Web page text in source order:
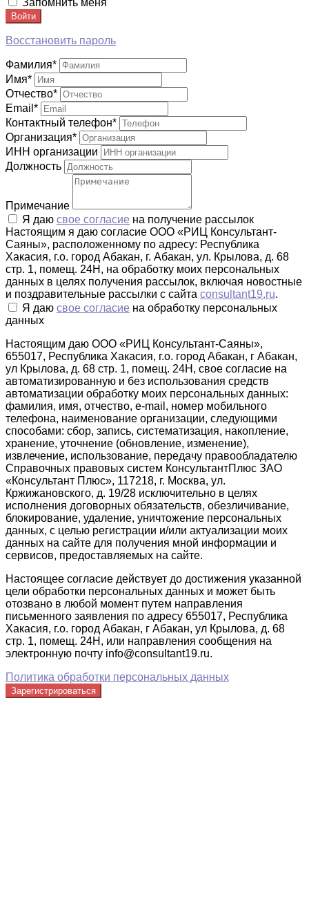
Запомнить меня
Войти
Восстановить пароль
Фамилия*
Имя*
Отчество*
Email *
Контактный телефон*
Организация*
ИНН организации
Должность
Примечание
Я даю свое согласие на получение рассылок
Настоящим я даю согласие ООО «РИЦ Консультант-
Саяны», расположенному по адресу: Республика
Хакасия, г.о. город Абакан, г. Абакан, ул. Крылова, д. 68
стр. 1, помещ. 24Н, на обработку моих персональных
данных в целях получения рассылок, включая новостные
и поздравительные рассылки с сайта consultant19.ru.
Я даю свое согласие на обработку персональных
данных
Настоящим даю ООО «РИЦ Консультант-Саяны»,
655017, Республика Хакасия, г.о. город Абакан, г Абакан,
ул Крылова, д. 68 стр. 1, помещ. 24Н, свое согласие на
автоматизированную и без использования средств
автоматизации обработку моих персональных данных:
фамилия, имя, отчество, e-mail, номер мобильного
телефона, наименование организации, следующими
способами: сбор, запись, систематизация, накопление,
хранение, уточнение (обновление, изменение),
извлечение, использование, передачу правообладателю
Справочных правовых систем КонсультантПлюс ЗАО
«Консультант Плюс», 117218, г. Москва, ул.
Кржижановского, д. 19/28 исключительно в целях
исполнения договорных обязательств, обезличивание,
блокирование, удаление, уничтожение персональных
данных, с целью регистрации и/или актуализации моих
данных на сайте для получения мной информации и
сервисов, предоставляемых на сайте.
Настоящее согласие действует до достижения указанной
цели обработки персональных данных и может быть
отозвано в любой момент путем направления
письменного заявления по адресу 655017, Республика
Хакасия, г.о. город Абакан, г Абакан, ул Крылова, д. 68
стр. 1, помещ. 24Н, или направления сообщения на
электронную почту info@consultant19.ru.
Политика обработки персональных данных
Зарегистрироваться